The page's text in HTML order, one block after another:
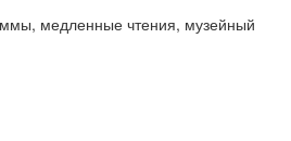
медленные чтения, музейный